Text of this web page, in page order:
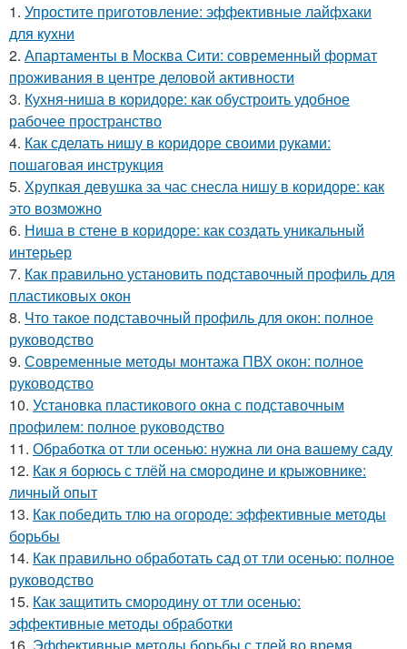
1. Упростите приготовление: эффективные лайфхаки
для кухни
2. Апартаменты в Москва Сити: современный формат
проживания в центре деловой активности
3. Кухня-ниша в коридоре: как обустроить удобное
рабочее пространство
4. Как сделать нишу в коридоре своими руками:
пошаговая инструкция
5. Хрупкая девушка за час снесла нишу в коридоре: как
это возможно
6. Ниша в стене в коридоре: как создать уникальный
интерьер
7. Как правильно установить подставочный профиль для
пластиковых окон
8. Что такое подставочный профиль для окон: полное
руководство
9. Современные методы монтажа ПВХ окон: полное
руководство
10. Установка пластикового окна с подставочным
профилем: полное руководство
11. Обработка от тли осенью: нужна ли она вашему саду
12. Как я борюсь с тлёй на смородине и крыжовнике:
личный опыт
13. Как победить тлю на огороде: эффективные методы
борьбы
14. Как правильно обработать сад от тли осенью: полное
руководство
15. Как защитить смородину от тли осенью:
эффективные методы обработки